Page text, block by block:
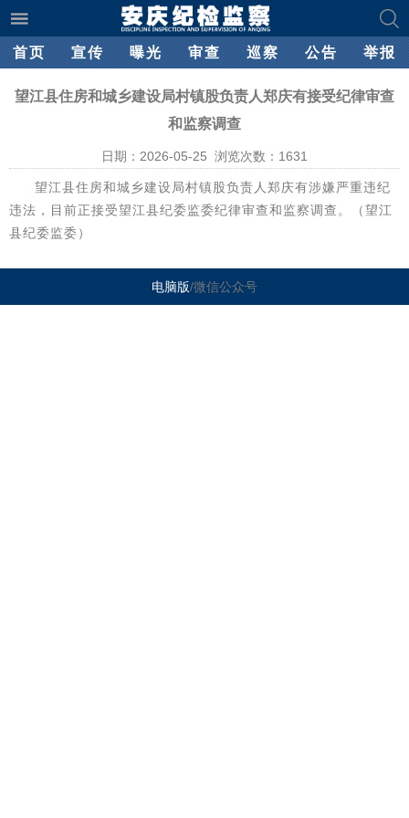
首页 宣传 曝光 审查 巡察 公告 举报
望江县住房和城乡建设局村镇股负责人郑庆有接受纪律审查
和监察调查
日期：2026-05-25 浏览次数： 1631
望江县住房和城乡建设局村镇股负责人郑庆有涉嫌严重违纪
违法，目前正接受望江县纪委监委纪律审查和监察调查。（望江
县纪委监委）
电脑版/微信公众号